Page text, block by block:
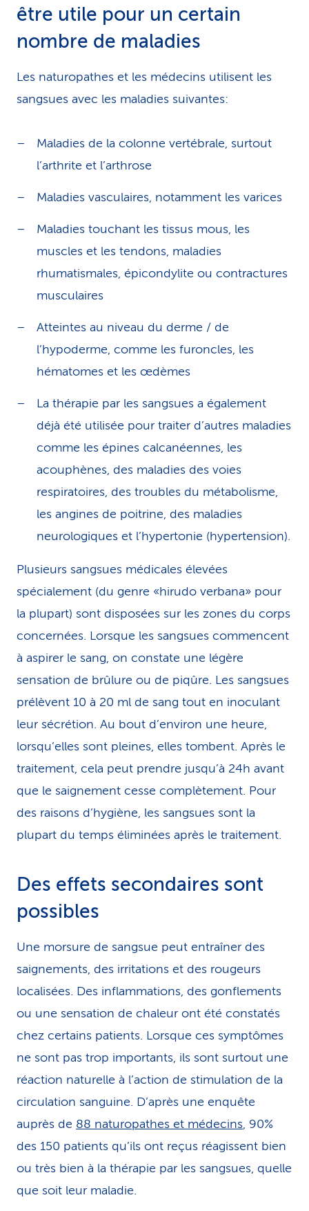
être utile pour un certain
nombre de maladies
Les naturopathes et les médecins utilisent les
sangsues avec les maladies suivantes:
Maladies de la colonne vertébrale, surtout
l’arthrite et l’arthrose
Maladies vasculaires, notamment les varices
Maladies touchant les tissus mous, les
muscles et les tendons, maladies
rhumatismales, épicondylite ou contractures
musculaires
Atteintes au niveau du derme / de
l’hypoderme, comme les furoncles, les
hématomes et les œdèmes
La thérapie par les sangsues a également
déjà été utilisée pour traiter d’autres maladies
comme les épines calcanéennes, les
acouphènes, des maladies des voies
respiratoires, des troubles du métabolisme,
les angines de poitrine, des maladies
neurologiques et l’hypertonie (hypertension).
Plusieurs sangsues médicales élevées
spécialement (du genre «hirudo verbana» pour
la plupart) sont disposées sur les zones du corps
concernées. Lorsque les sangsues commencent
à aspirer le sang, on constate une légère
sensation de brûlure ou de piqûre. Les sangsues
prélèvent 10 à 20 ml de sang tout en inoculant
leur sécrétion. Au bout d’environ une heure,
lorsqu’elles sont pleines, elles tombent. Après le
traitement, cela peut prendre jusqu’à 24h avant
que le saignement cesse complètement. Pour
des raisons d’hygiène, les sangsues sont la
plupart du temps éliminées après le traitement.
Des effets secondaires sont
possibles
Une morsure de sangsue peut entraîner des
saignements, des irritations et des rougeurs
localisées. Des inflammations, des gonflements
ou une sensation de chaleur ont été constatés
chez certains patients. Lorsque ces symptômes
ne sont pas trop importants, ils sont surtout une
réaction naturelle à l’action de stimulation de la
circulation sanguine. D’après une enquête
auprès de 88 naturopathes et médecins, 90%
des 150 patients qu’ils ont reçus réagissent bien
ou très bien à la thérapie par les sangsues, quelle
que soit leur maladie.